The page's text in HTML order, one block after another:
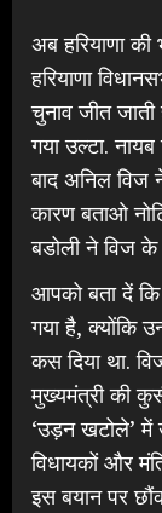
अब हरियाणा
हरियाणा
चुनाव जीत जाती
गया उल्टा.
बाद अनिल विज
कारण बताओ
बडोली ने विज के
आपको बता दें
गया है, क्योंकि
कस दिया था.
मुख्यमंत्री की
‘उड़न खटोले’ में
विधायकों और
इस बयान पर